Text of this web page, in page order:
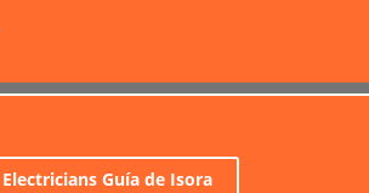
Electricians Guía de Isora